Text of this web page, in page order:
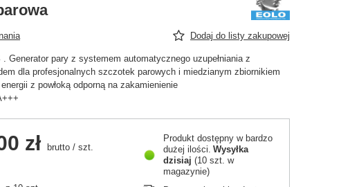
Dodaj do listy zakupowej
. Generator pary z systemem automatycznego uzupełniania z
dla profesjonalnych szczotek parowych i miedzianym zbiornikiem
z powłoką odporną na zakamienienie
zł brutto / szt.
Produkt dostępny w bardzo
dużej ilości Wysyłka
dzisiaj (10 szt. w
magazynie)